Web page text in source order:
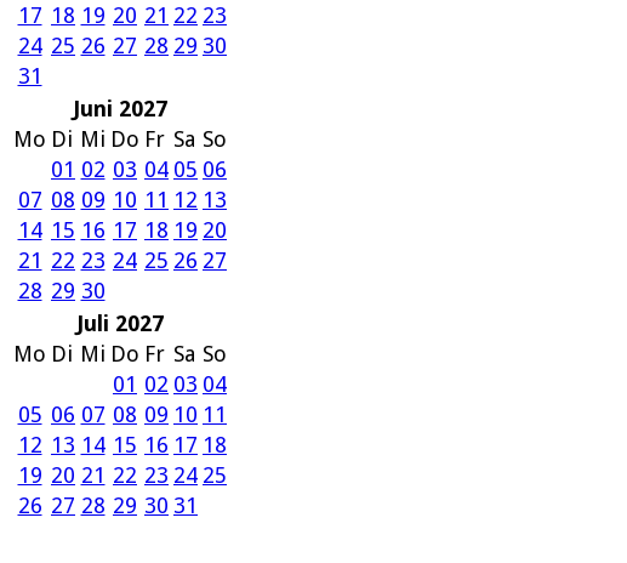
17 18 19 20 21 22 23
24 25 26 27 28 29 30
31
Juni 2027
Mo Di Mi Do Fr Sa So
01 02 03 04 05 06
07 08 09 10 11 12 13
14 15 16 17 18 19 20
21 22 23 24 25 26 27
28 29 30
Juli 2027
Mo Di Mi Do Fr Sa So
01 02 03 04
05 06 07 08 09 10 11
12 13 14 15 16 17 18
19 20 21 22 23 24 25
26 27 28 29 30 31